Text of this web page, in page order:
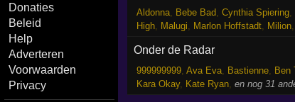
Donaties
Beleid
Help
Adverteren
Voorwaarden
Privacy
Aldonna, Bebe Bad, Cynthia Spiering,
High, Malugi Marlon Hoffstadt, Milion,
Onder de Radar
999999999, Ava Eva, Bastienne, Ben
Kara Okay, Kate Ryan, en nog 31